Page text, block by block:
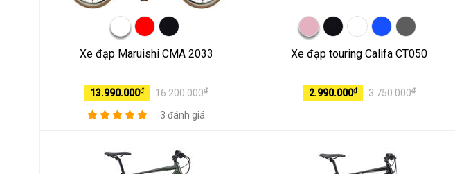
Xe đạp Maruishi CMA 2033
13.990.000₫ 16.200.000₫
3 đánh giá
Xe đạp touring Califa CT050
2.990.000₫ 3.750.000₫